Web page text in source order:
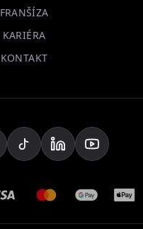
FRANŠÍZA
KARIÉRA
KONTAKT